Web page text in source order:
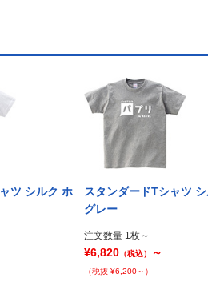
ツ シルク ホ
スタンダードTシャツ
グレー
注文数量 1枚～
¥6,820 （税込） ～
（税抜 ¥6,200～）